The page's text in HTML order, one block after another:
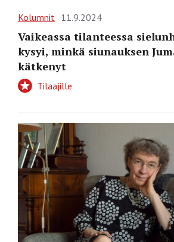
Kolumnit 11.9.2024
Vaikeassa tilanteessa
kysyi, minkä siunauksen
kätkenyt
Tilaajille